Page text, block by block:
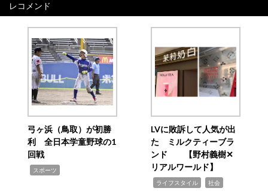
レコメンド
弓ヶ浜（鳥取）が初勝
利 全日本学童野球の1
回戦
スポーツ
LVに敗訴して人気が出
た ミルクティーブラ
ンド 【野村義樹✕
リアルワールド】
ライフスタイル 社会